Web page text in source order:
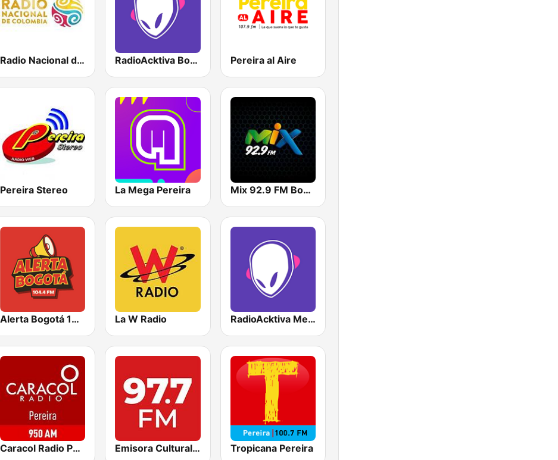
Radio Nacional de Colombia Bogotá 95.9 FM RadioAcktiva Bogotá Pereira al Aire
Pereira Stereo La Mega Pereira Mix 92.9 FM Bogotá
Alerta Bogotá 104.4 FM La W Radio RadioAcktiva Medellín
Caracol Radio Pereira Emisora Cultural RAC Tropicana Pereira